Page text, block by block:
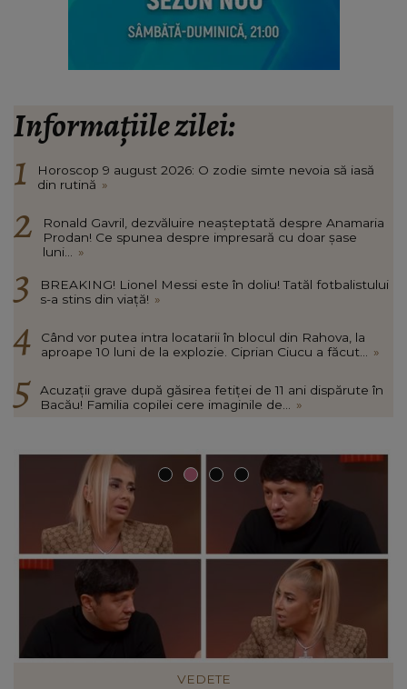
Informațiile zilei:
Horoscop 9 august 2026: O zodie simte nevoia să iasă
din rutină »
Ronald Gavril, dezvăluire neașteptată despre Anamaria
Prodan! Ce spunea despre impresară cu doar șase
luni...
»
BREAKING! Lionel Messi este în doliu! Tatăl fotbalistului
s-a stins din viață! »
Când vor putea intra locatarii în blocul din Rahova, la
aproape 10 luni de la explozie. Ciprian Ciucu a făcut...
»
Acuzații grave după găsirea fetiței de 11 ani dispărute în
Bacău! Familia copilei cere imaginile de...
»
INFORMATIILE ZILEI